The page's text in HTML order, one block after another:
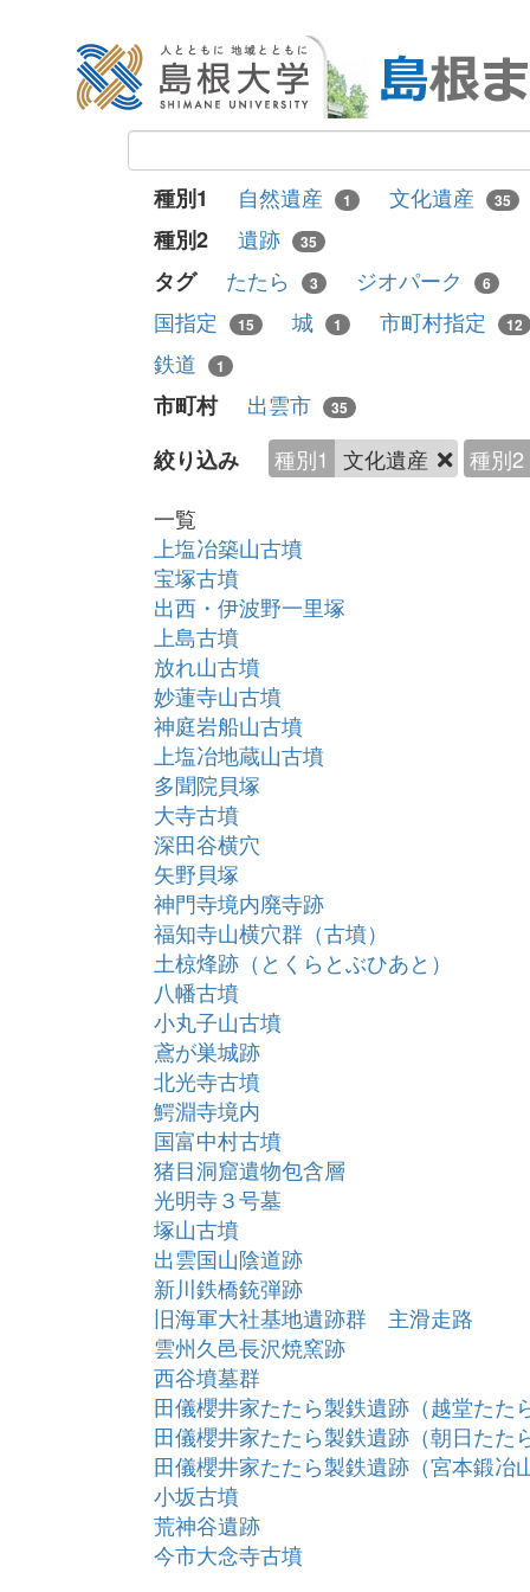
種別1 自然遺産 1 文化遺産 35
種別2 遺跡 35
タグ たたら 3 ジオパーク 6
国指定
15 城 1 市町村指定 12
鉄道 1
市町村 出雲市 35
絞り込み 種別1 文化遺産
種別2
一覧
上塩冶築山古墳
宝塚古墳
出西・伊波野一里塚
上島古墳
放れ山古墳
妙蓮寺山古墳
神庭岩船山古墳
上塩冶地蔵山古墳
多聞院貝塚
大寺古墳
深田谷横穴
矢野貝塚
神門寺境内廃寺跡
福知寺山横穴群（古墳）
土椋烽跡（とくらとぶひあと）
八幡古墳
小丸子山古墳
鳶が巣城跡
北光寺古墳
鰐淵寺境内
国富中村古墳
猪目洞窟遺物包含層
光明寺３号墓
塚山古墳
出雲国山陰道跡
新川鉄橋銃弾跡
旧海軍大社基地遺跡群 主滑走路
雲州久邑長沢焼窯跡
西谷墳墓群
田儀櫻井家たたら製鉄遺跡（越堂たた
田儀櫻井家たたら製鉄遺跡（朝日たた
田儀櫻井家たたら製鉄遺跡（宮本鍛冶
小坂古墳
荒神谷遺跡
今市大念寺古墳